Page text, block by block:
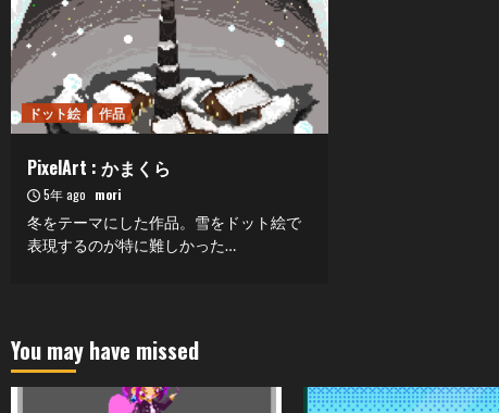
ドット絵 作品
PixelArt : かまくら
5年 ago mori
冬をテーマにした作品。雪をドット絵で
表現するのが特に難しかった…
You may have missed